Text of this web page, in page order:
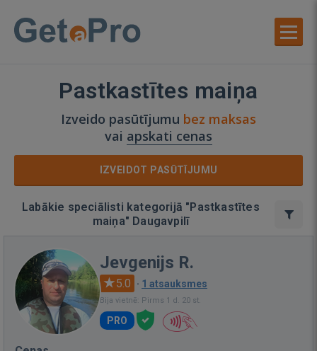
Pastkastītes maiņa
Izveido pasūtījumu bez maksas
vai apskati cenas
IZVEIDOT PASŪTĪJUMU
Labākie speciālisti kategorijā "Pastkastītes
maiņa" Daugavpilī
Jevgenijs R.
5.0 · 1 atsauksmes
Bija vietnē: Pirms 1 d. 20 st.
PRO